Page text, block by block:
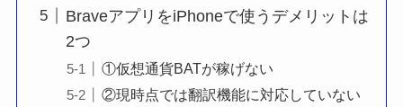
BraveアプリをiPhoneで使うデメリットは
2つ
①仮想通貨BATが稼げない
②現時点では翻訳機能に対応していない